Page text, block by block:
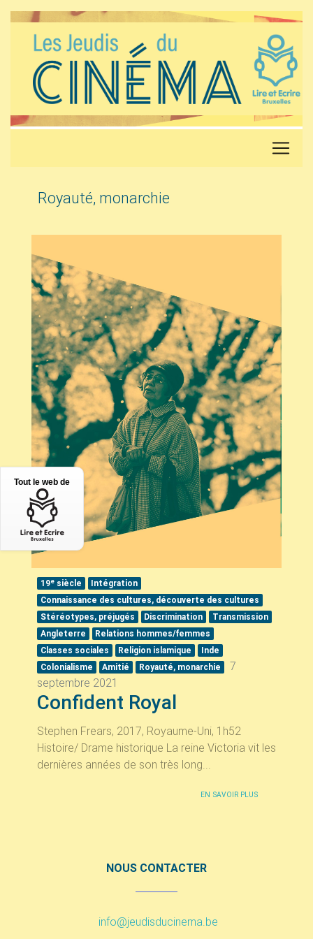
Royauté, monarchie
19esiècle
Intégration
Connaissance des cultures, découverte des cultures
Stéréotypes, préjugés
Discrimination
Transmission
Angleterre
Relations hommes/femmes
Classes sociales
Religion islamique
Inde
Colonialisme
Amitié Royauté, monarchie
7
septembre 2021
Confident Royal
Stephen Frears, 2017, Royaume-Uni, 1h52
Histoire/ Drame historique La reine Victoria vit les
dernières années de son très long...
EN SAVOIR PLUS
NOUS CONTACTER
info@jeudisducinema.be
Tout le web de